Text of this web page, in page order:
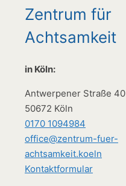
Zentrum für
Achtsamkeit
in Köln:
Antwerpener Straße 40
50672 Köln
0170 1094984
office@zentrum-fuer-
achtsamkeit.koeln
Kontaktformular